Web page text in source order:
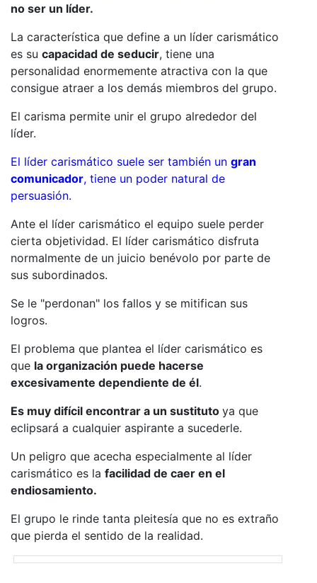
no ser un líder.
La característica que define a un líder carismático
es su capacidad de seducir, tiene una
personalidad enormemente atractiva con la que
consigue atraer a los demás miembros del grupo.
El carisma permite unir el grupo alrededor del
líder.
El líder carismático suele ser también un gran
comunicador, tiene un poder natural de
persuasión.
Ante el líder carismático el equipo suele perder
cierta objetividad. El líder carismático disfruta
normalmente de un juicio benévolo por parte de
sus subordinados.
Se le "perdonan" los fallos y se mitifican sus
logros.
El problema que plantea el líder carismático es
que la organización puede hacerse
excesivamente dependiente de él.
Es muy difícil encontrar a un sustituto ya que
eclipsará a cualquier aspirante a sucederle.
Un peligro que acecha especialmente al líder
carismático es la facilidad de caer en el
endiosamiento.
El grupo le rinde tanta pleitesía que no es extraño
que pierda el sentido de la realidad.